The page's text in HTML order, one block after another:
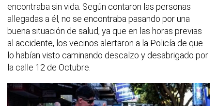
encontraba sin vida. Según contaron las personas
allegadas a él, no se encontraba pasando por una
buena situación de salud, ya que en las horas previas
al accidente, los vecinos alertaron a la Policía de que
lo habían visto caminando descalzo y desabrigado por
la calle 12 de Octubre.